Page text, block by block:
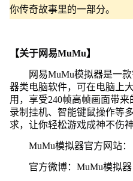
你传奇故事里的一部分。
【关于网易MuMu】
网易MuMu模拟器是一
器类电脑软件，可在电脑上
用，享受240帧高帧画面带
录制挂机、智能键鼠操作等
求，让你轻松游戏成神不伤神
MuMu模拟器官方网站：
官方微博：MuMu模拟器